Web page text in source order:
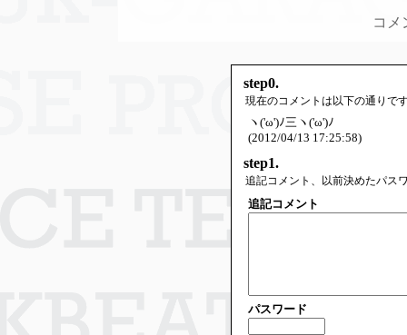
コメ
step0.
現在のコメントは以下の通りで
ヽ('ω')ﾉ三ヽ('ω')ﾉ
(2012/04/13 17:25:58)
step1.
追記コメント、以前決めたパス
追記コメント
パスワード